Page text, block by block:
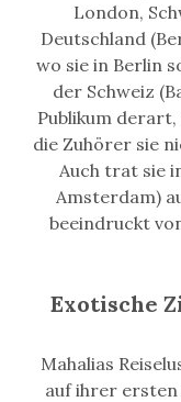
London,
Deutschland
wo sie in Berlin
der Schweiz
Publikum derart,
die Zuhörer sie
Auch trat sie
Amsterdam)
beeindruckt
Exotische
Mahalias
auf ihrer